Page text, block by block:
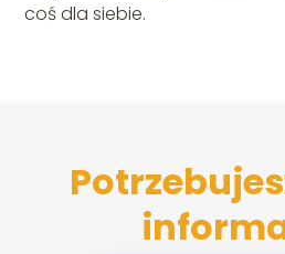
coś dla siebie.